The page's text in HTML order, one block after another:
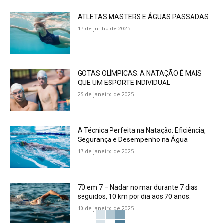
ATLETAS MASTERS E ÁGUAS PASSADAS
17 de junho de 2025
GOTAS OLÍMPICAS: A NATAÇÃO É MAIS
QUE UM ESPORTE INDIVIDUAL
25 de janeiro de 2025
A Técnica Perfeita na Natação: Eficiência,
Segurança e Desempenho na Água
17 de janeiro de 2025
70 em 7 – Nadar no mar durante 7 dias
seguidos, 10 km por dia aos 70 anos.
10 de janeiro de 2025